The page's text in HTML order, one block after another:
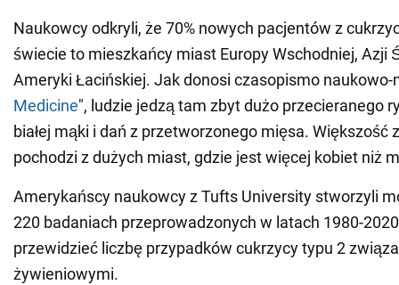
Naukowcy odkryli, że 70% nowych pacjentów z
świecie to mieszkańcy miast Europy Wschodniej, Azji
Ameryki Łacińskiej. Jak donosi czasopismo
Medicine", ludzie jedzą tam zbyt dużo przecieranego
białej mąki i dań z przetworzonego mięsa. Większość
pochodzi z dużych miast, gdzie jest więcej kobiet niż
Amerykańscy naukowcy z Tufts University stworzyli
220 badaniach przeprowadzonych w latach 1980-
przewidzieć liczbę przypadków cukrzycy typu 2
żywieniowymi.